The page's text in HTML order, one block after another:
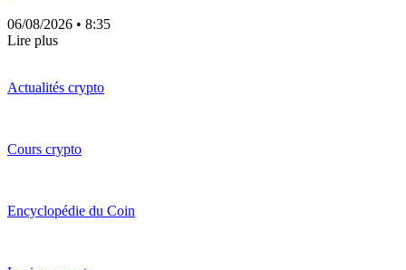
06/08/2026 • 8:35
Lire plus
Actualités crypto
Cours crypto
Encyclopédie du Coin